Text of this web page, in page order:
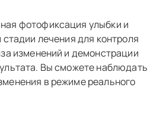
фотофиксация улыбки и
лечения для контроля
изменений и демонстрации
Вы сможете наблюдать
в режиме реального